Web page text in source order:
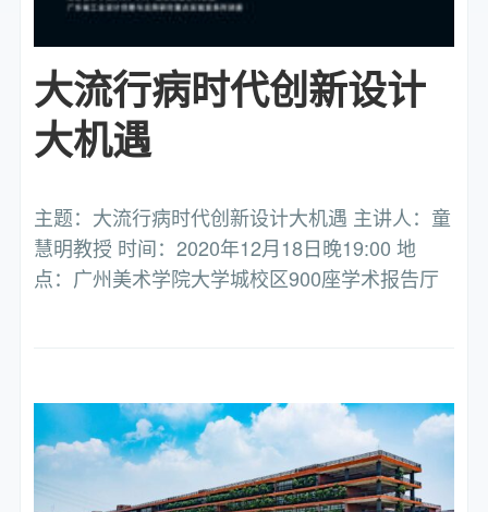
大流行病时代创新设计
大机遇
主题：大流行病时代创新设计大机遇 主讲人：童
慧明教授 时间：2020年12月18日晚19:00 地
点：广州美术学院大学城校区900座学术报告厅